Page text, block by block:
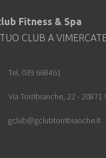
Fitness & Spa
CLUB A
Tel. 039 668461
Via Torribianche, 22 - 20871
gclub@gclubtorribianche.it